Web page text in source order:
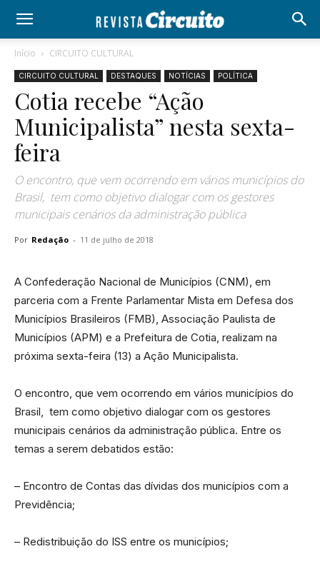
Início CIRCUITO CULTURAL
CIRCUITO CULTURAL DESTAQUES NOTÍCIAS POLÍTICA
Cotia recebe “Ação
Municipalista” nesta sexta-
feira
O encontro, que vem ocorrendo em vários municípios do
Brasil, tem como objetivo dialogar com os gestores
municipais cenários da administração pública
Por Redação - 11 de julho de 2018
A Confederação Nacional de Municípios (CNM), em
parceria com a Frente Parlamentar Mista em Defesa dos
Municípios Brasileiros (FMB), Associação Paulista de
Municípios (APM) e a Prefeitura de Cotia, realizam na
próxima sexta-feira (13) a Ação Municipalista.
O encontro, que vem ocorrendo em vários municípios do
Brasil, tem como objetivo dialogar com os gestores
municipais cenários da administração pública. Entre os
temas a serem debatidos estão:
– Encontro de Contas das dívidas dos municípios com a
Previdência;
– Redistribuição do ISS entre os municípios;